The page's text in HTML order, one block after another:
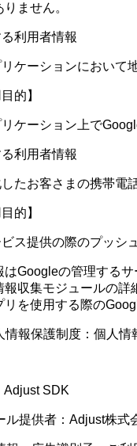
ません。
利用者情報
ケーションにおいて
的】
ケーション上で
利用者情報
たお客さまの携帯電
的】
ス提供の際のプッシ
はGoogleの管理するサ
報収集モジュールの詳
リを使用する際の
情報保護制度：個人情
Adjust SDK
提供者： Adjust株式